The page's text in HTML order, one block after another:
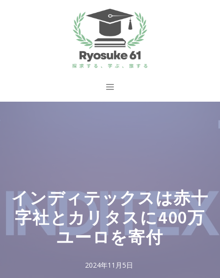
ス
メ
インディテックスは赤十
字社とカリタスに400万
ユーロを寄付
2024年11月5日